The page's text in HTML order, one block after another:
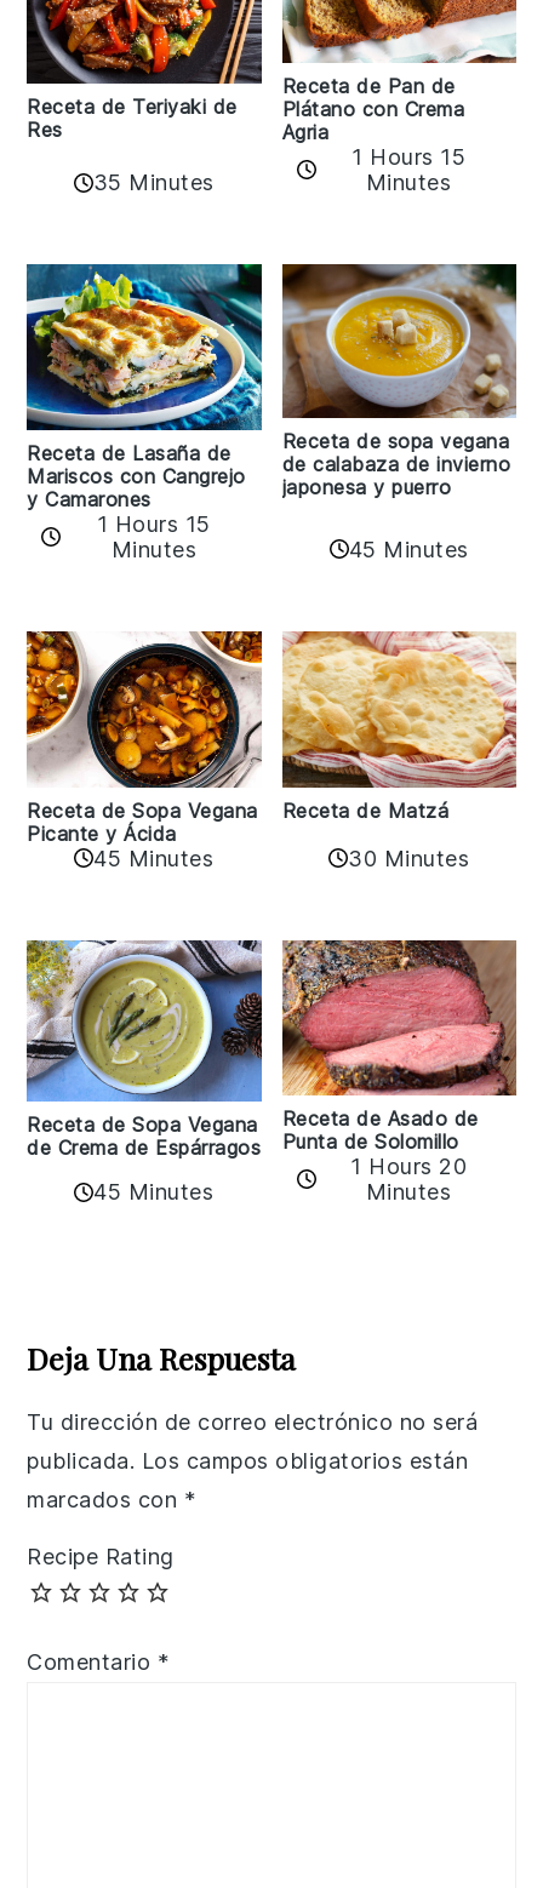
Receta de Teriyaki de
Res
35 Minutes
Receta de Pan de
Plátano con Crema
Agria
1 Hours 15
Minutes
Receta de Lasaña de
Mariscos con Cangrejo
y Camarones
1 Hours 15
Minutes
Receta de sopa vegana
de calabaza de invierno
japonesa y puerro
45 Minutes
Receta de Sopa Vegana
Picante y Ácida
45 Minutes
Receta de Matzá
30 Minutes
Receta de Sopa Vegana
de Crema de Espárragos
45 Minutes
Receta de Asado de
Punta de Solomillo
1 Hours 20
Minutes
Interactions
Deja Una Respuesta
Tu dirección de correo electrónico no será
publicada. Los campos obligatorios están
marcados con *
Recipe Rating
Comentario *